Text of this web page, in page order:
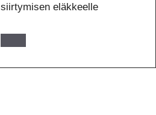
siirtymisen eläkkeelle